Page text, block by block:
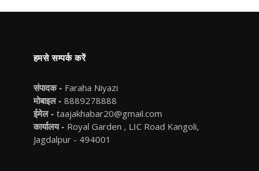
हमसे सम्पर्क करें
संपादक - Faraha Niyazi
मोबाइल - 8889278888
ईमेल - taajakhabar20@gmail.com
कार्यालय - Royal Garden , LIC Road Kangoli,
Jagdalpur - 494001